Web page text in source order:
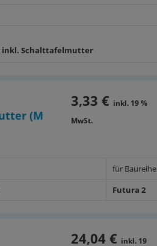
inkl. Schalttafelmutter
(M
3,33 € inkl. 19 %
MwSt.
für Baureihe
Futura 2
24,04 € inkl. 19